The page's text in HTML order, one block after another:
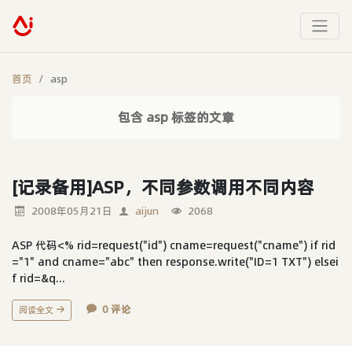
首页 asp
包含 asp 标签的文章
[记录备用]ASP，不同参数调用不同内容
2008年05月21日 aijun 2068
ASP 代码<% rid=request("id") cname=request("cname") if rid
="1" and cname="abc" then response.write("ID=1 TXT") elsei
f rid=&q...
阅读全文 0 评论